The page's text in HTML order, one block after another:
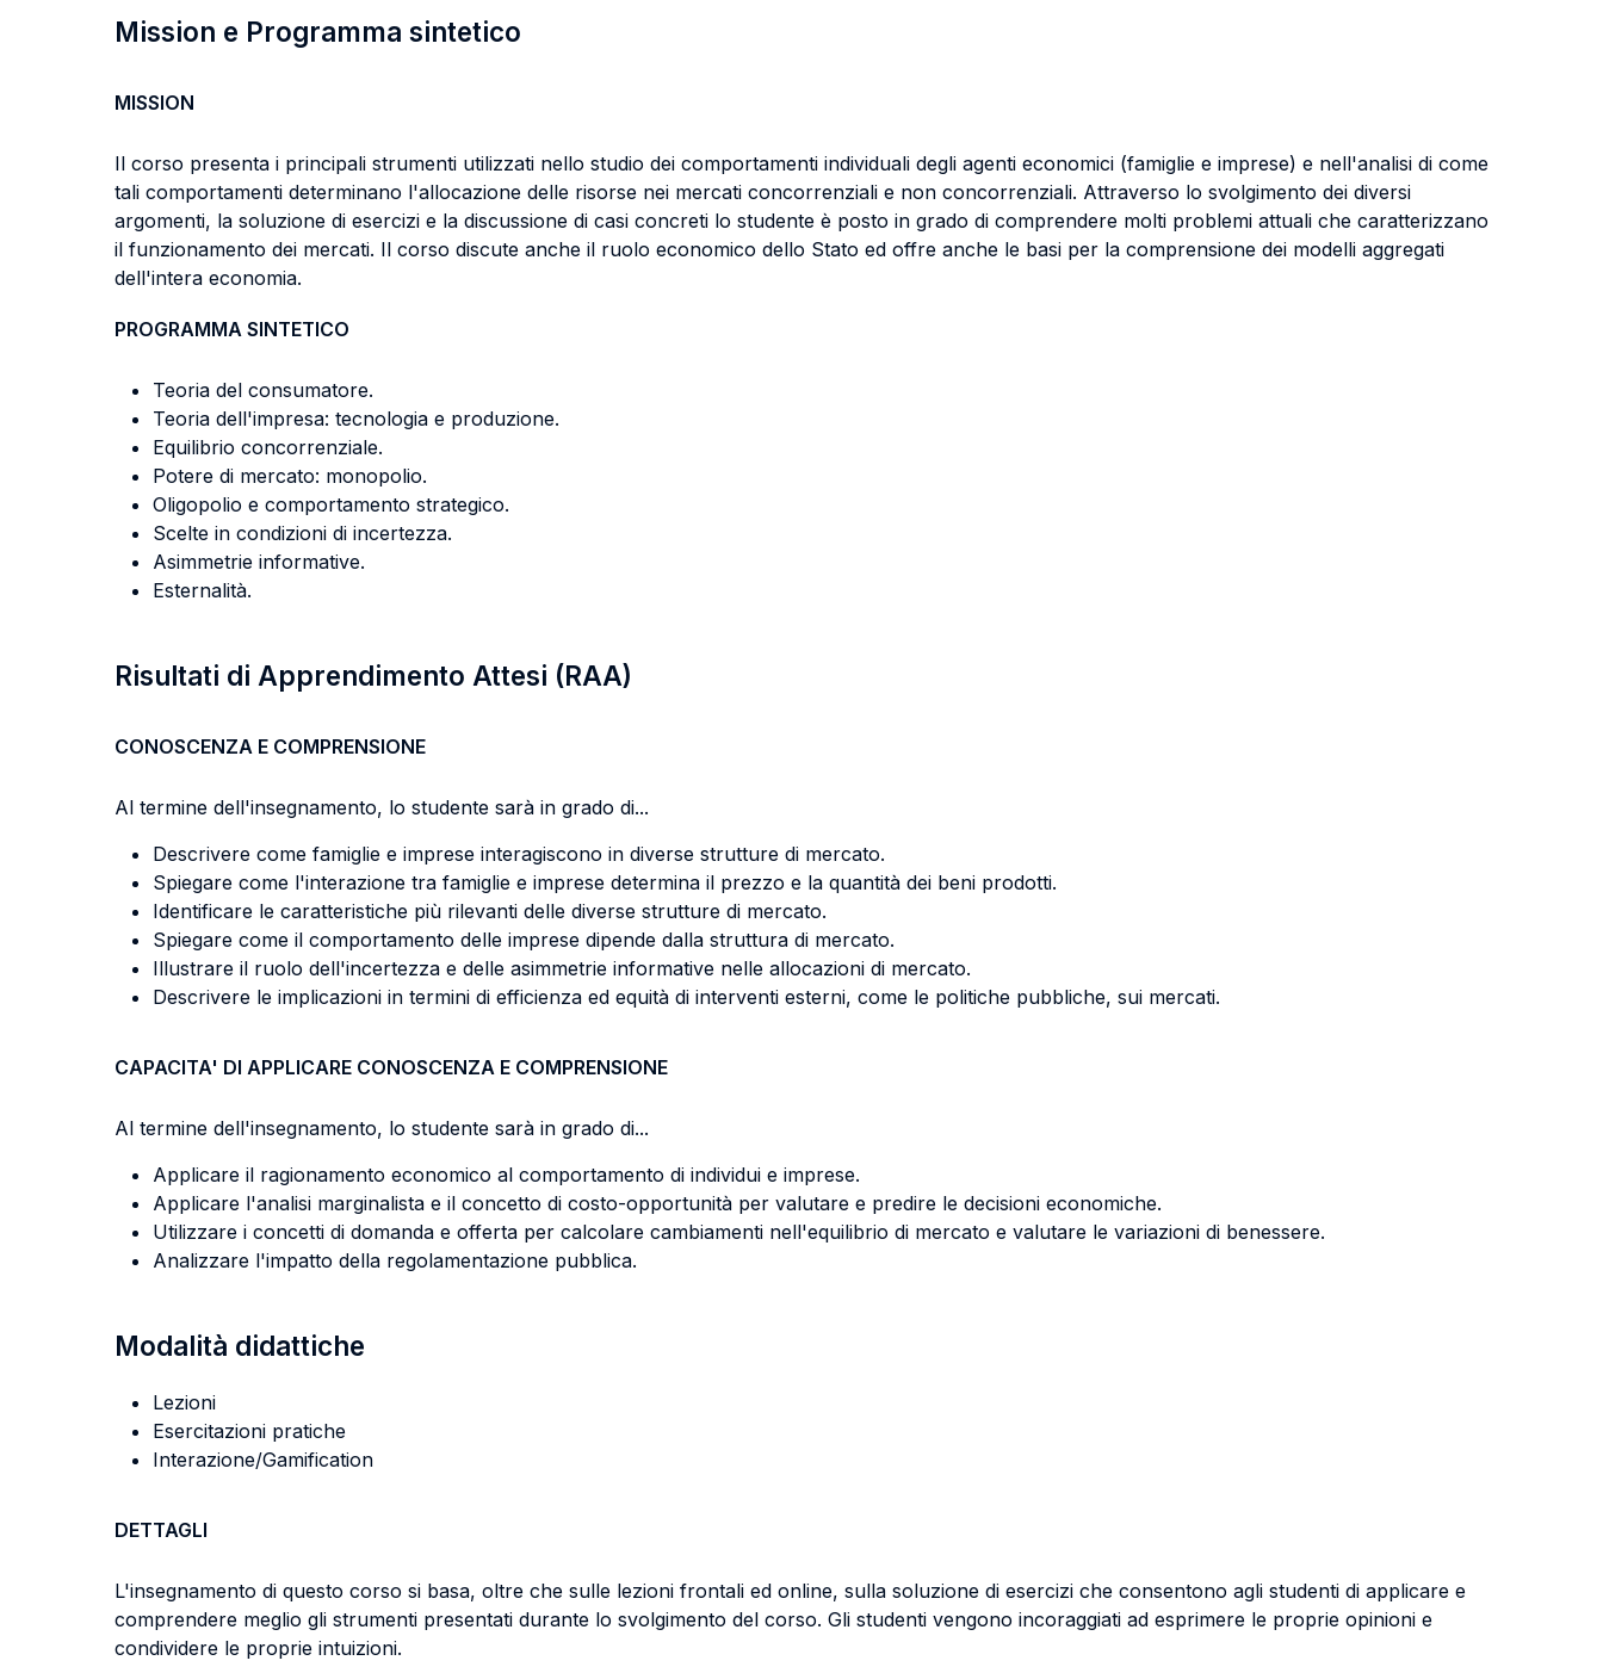
Mission e Programma sintetico
MISSION
Il corso presenta i principali strumenti utilizzati nello studio dei comportamenti individuali degli agenti economici (famiglie e imprese) e nell'analisi di come
tali comportamenti determinano l'allocazione delle risorse nei mercati concorrenziali e non concorrenziali. Attraverso lo svolgimento dei diversi
argomenti, la soluzione di esercizi e la discussione di casi concreti lo studente è posto in grado di comprendere molti problemi attuali che caratterizzano
il funzionamento dei mercati. Il corso discute anche il ruolo economico dello Stato ed offre anche le basi per la comprensione dei modelli aggregati
dell'intera economia.
PROGRAMMA SINTETICO
Teoria del consumatore.
Teoria dell'impresa: tecnologia e produzione.
Equilibrio concorrenziale.
Potere di mercato: monopolio.
Oligopolio e comportamento strategico.
Scelte in condizioni di incertezza.
Asimmetrie informative.
Esternalità.
Risultati di Apprendimento Attesi (RAA)
CONOSCENZA E COMPRENSIONE
Al termine dell'insegnamento, lo studente sarà in grado di...
Descrivere come famiglie e imprese interagiscono in diverse strutture di mercato.
Spiegare come l'interazione tra famiglie e imprese determina il prezzo e la quantità dei beni prodotti.
Identificare le caratteristiche più rilevanti delle diverse strutture di mercato.
Spiegare come il comportamento delle imprese dipende dalla struttura di mercato.
Illustrare il ruolo dell'incertezza e delle asimmetrie informative nelle allocazioni di mercato.
Descrivere le implicazioni in termini di efficienza ed equità di interventi esterni, come le politiche pubbliche, sui mercati.
CAPACITA' DI APPLICARE CONOSCENZA E COMPRENSIONE
Al termine dell'insegnamento, lo studente sarà in grado di...
Applicare il ragionamento economico al comportamento di individui e imprese.
Applicare l'analisi marginalista e il concetto di costo-opportunità per valutare e predire le decisioni economiche.
Utilizzare i concetti di domanda e offerta per calcolare cambiamenti nell'equilibrio di mercato e valutare le variazioni di benessere.
Analizzare l'impatto della regolamentazione pubblica.
Modalità didattiche
Lezioni
Esercitazioni pratiche
Interazione/Gamification
DETTAGLI
L'insegnamento di questo corso si basa, oltre che sulle lezioni frontali ed online, sulla soluzione di esercizi che consentono agli studenti di applicare e
comprendere meglio gli strumenti presentati durante lo svolgimento del corso. Gli studenti vengono incoraggiati ad esprimere le proprie opinioni e
condividere le proprie intuizioni.